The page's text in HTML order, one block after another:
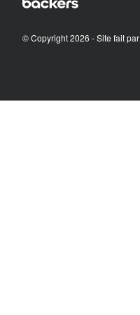
© Copyright 2026 - Site fait par